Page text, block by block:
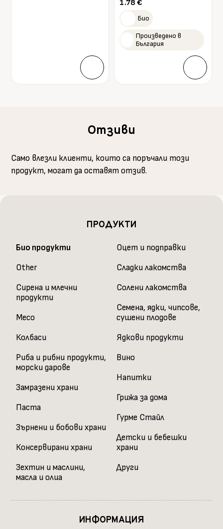
1.78 €
Био
Произведено в
България
Отзиви
Само влезли клиенти, които са поръчали този
продукт, могат да оставят отзив.
ПРОДУКТИ
Био продукти
Other
Сирена и млечни
продукти
Месо
Колбаси
Риба и рибни продукти,
морски дарове
Замразени храни
Паста
Зърнени и бобови храни
Консервирани храни
Зехтин и маслини,
масла и олиа
Оцет и подправки
Сладки лакомства
Солени лакомства
Семена, ядки, чипсове,
сушени плодове
Ядкови продукти
Вино
Напитки
Грижа за дома
Гурме Стайл
Детски и бебешки
храни
Други
ИНФОРМАЦИЯ